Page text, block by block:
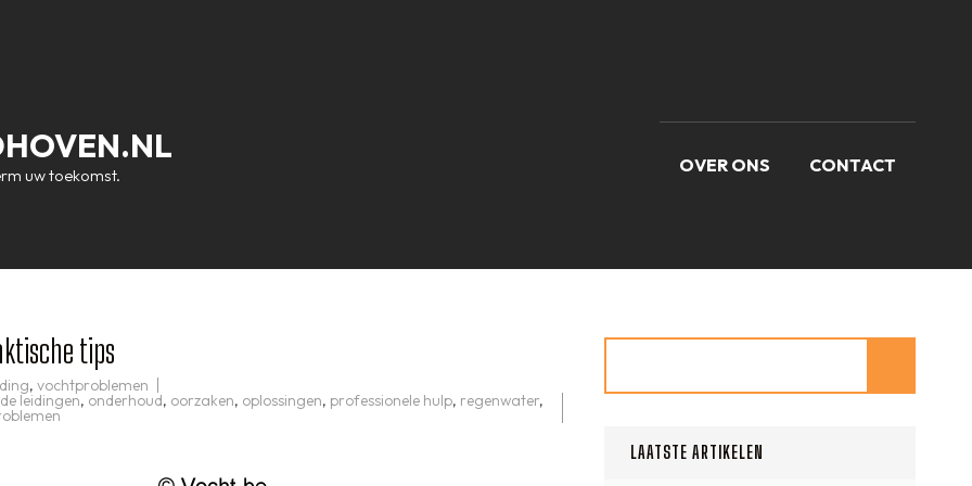
uw toekomst. OVER ONS CONTACT
tips
, vochtproblemen
leidingen, onderhoud, oorzaken, oplossingen, professionele hulp, regenwater,
LAATSTE ARTIKELEN